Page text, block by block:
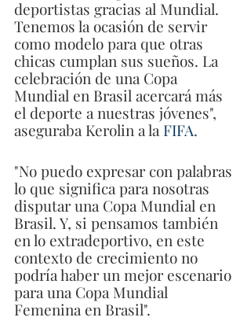
deportistas gracias al Mundial.
Tenemos la ocasión de servir
como modelo para que otras
chicas cumplan sus sueños. La
celebración de una Copa
Mundial en Brasil acercará más
el deporte a nuestras jóvenes",
aseguraba Kerolin a la FIFA.
"No puedo expresar con palabras
lo que significa para nosotras
disputar una Copa Mundial en
Brasil. Y, si pensamos también
en lo extradeportivo, en este
contexto de crecimiento no
podría haber un mejor escenario
para una Copa Mundial
Femenina en Brasil".